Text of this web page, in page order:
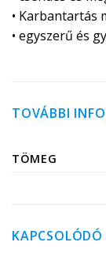
• Karbantartás
• egyszerű és
TOVÁBBI
TÖMEG
KAPCSOLÓDÓ